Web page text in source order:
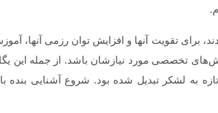
برای تقویت آنها و افزایش توان رزمی آن­ها،
به لشکر تبدیل شده بود. شروع آشنایی بنده